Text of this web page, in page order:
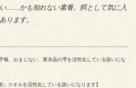
……かも知れない素養。餌として気に入
ります。
報、おまじない、黄水晶の雫を活性化している扱いにな
』スキルを活性化している扱いになります】